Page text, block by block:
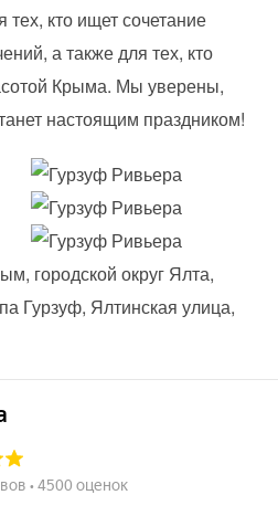
кто ищет сочетание
а также для тех, кто
Крыма. Мы уверены,
настоящим праздником!
городской округ Ялта,
Гурзуф, Ялтинская улица,